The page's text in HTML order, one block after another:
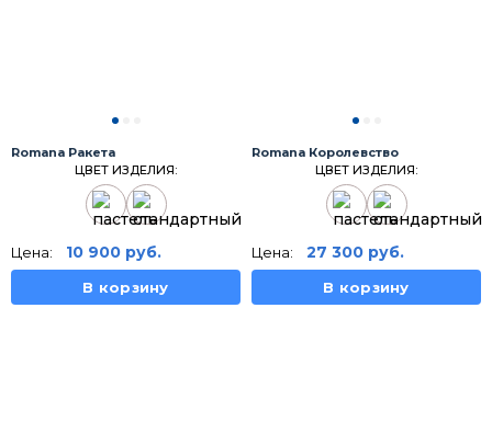
Romana Ракета
ЦВЕТ ИЗДЕЛИЯ:
Цена: 10 900 руб.
В корзину
Romana Королевство
ЦВЕТ ИЗДЕЛИЯ:
Цена: 27 300 руб.
В корзину